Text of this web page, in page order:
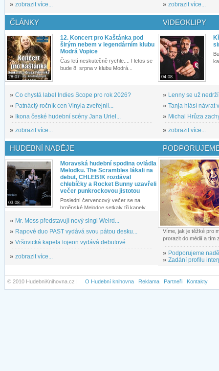
» zobrazit více... » zobrazit více...
ČLÁNKY
28.07.
12. Koncert pro Kaštánka pod
širým nebem v legendárním klubu
Modrá Vopice
Čas letí neskutečně rychle.... I letos se
bude 8. srpna v klubu Modrá...
» Co chystá label Indies Scope pro rok 2026?
» Patnáctý ročník cen Vinyla zveřejnil...
» Ikona české hudební scény Jana Uriel...
» zobrazit více...
VIDEOKLIPY
04.08.
» Lenny se už
» Tanja hlásí návrat
» Michal Hrůza
» zobrazit více...
HUDEBNÍ NADĚJE
03.08.
Moravská hudební spodina ovládla
Melodku. The Scrambles lákali na
debut, CHLEB!K rozdával
chlebíčky a Rocket Bunny uzavřeli
večer punkrockovou jistotou
Poslední červencový večer se na
brněnské Melodce setkaly tři kapely...
» Mr. Moss představují nový singl Weird...
» Rapové duo PAST vydává svou pátou desku...
» Vršovická kapela tojeon vydává debutové...
» zobrazit více...
Víme, jak je těžké pro
prorazit do médií a tím
» Podporujeme
» Zadání profilu
© 2010 HudebniKnihovna.cz | O Hudební knihovna Reklama Partneři Kontakty